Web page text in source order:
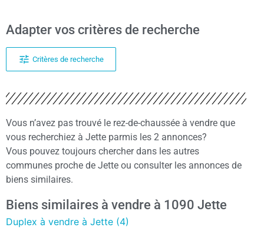
Adapter vos critères de recherche
Critères de recherche
Vous n’avez pas trouvé le rez-de-chaussée à vendre que
vous recherchiez à Jette parmis les 2 annonces?
Vous pouvez toujours chercher dans les autres
communes proche de Jette ou consulter les annonces de
biens similaires.
Biens similaires à vendre à 1090 Jette
Duplex à vendre à Jette (4)